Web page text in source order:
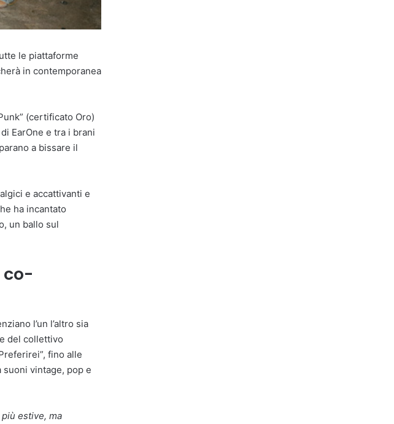
le piattaforme
in contemporanea
(certificato Oro)
EarOne e tra i brani
a bissare il
e accattivanti e
ha incantato
un ballo sul
co-
l’un l’altro sia
del collettivo
fino alle
suoni vintage, pop e
più estive, ma